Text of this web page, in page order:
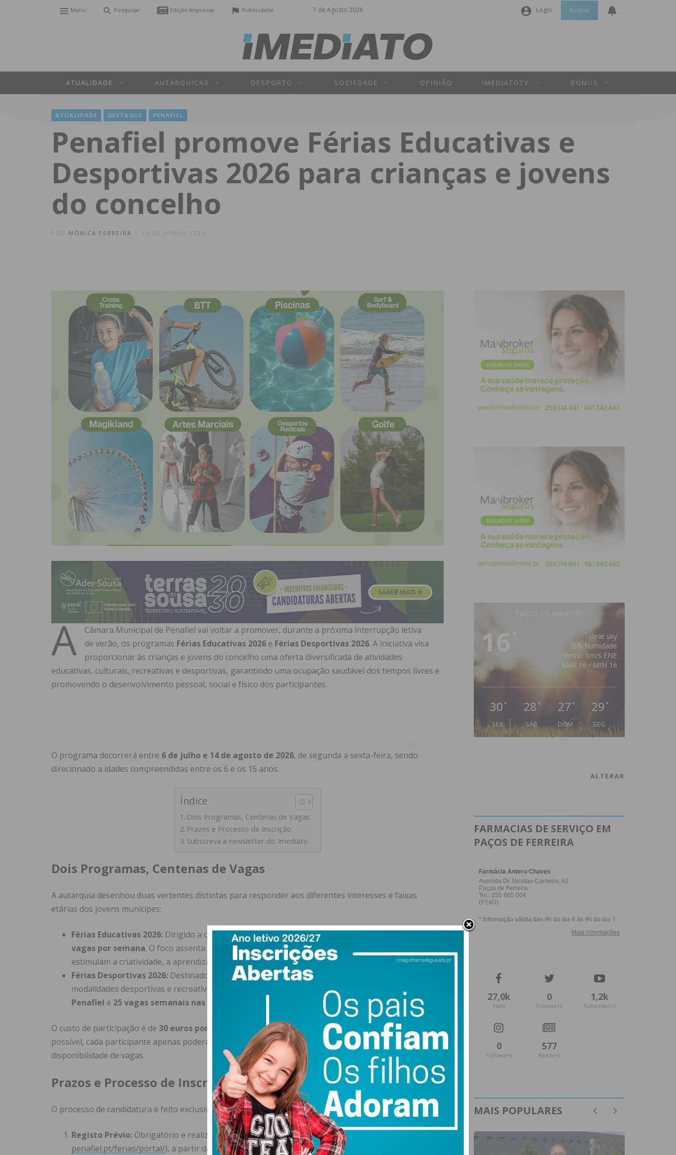
7 de Agosto 2026
Menu Pesquisar Edição Impressa Publicidade Login
Senha
INICIAR SESSÃO
Perdeu a sua senha?
Assinar
ATUALIDADE AUTÁRQUICAS DESPORTO SOCIEDADE OPINIÃO IMEDIATOTV BÓNUS
ATUALIDADE DESTAQUE PENAFIEL
Penafiel promove Férias Educativas e
Desportivas 2026 para crianças e jovens
do concelho
MÓNICA FERREIRA
A
Câmara Municipal de Penafiel vai voltar a promover, durante a próxima interrupção letiva
de verão, os programas Férias Educativas 2026 e Férias Desportivas 2026. A iniciativa visa
proporcionar às crianças e jovens do concelho uma oferta diversificada de atividades
educativas, culturais, recreativas e desportivas, garantindo uma ocupação saudável dos tempos livres e
promovendo o desenvolvimento pessoal, social e físico dos participantes.
O programa decorrerá entre 6 de julho e 14 de agosto de 2026, de segunda a sexta-feira, sendo
direcionado a idades compreendidas entre os 6 e os 15 anos.
Índice
Dois Programas, Centenas de Vagas
Prazos e Processo de Inscrição
Subscreva a newsletter do Imediato
Dois Programas, Centenas de Vagas
A autarquia desenhou duas vertentes distintas para responder aos diferentes interesses e faixas
etárias dos jovens munícipes:
Férias Educativas 2026: Dirigido a crianças dos 6 aos 12 anos, este programa disponibiliza
vagas por semana. O foco assenta em atividades lúdicas, pedagógicas e de descoberta que
estimulam a criatividade, a aprendizagem e a convivência.
Férias Desportivas 2026: Destinado a idades entre os 7 e os 15 anos
modalidades desportivas e recreativas. A nível de lotação, conta com100 vagas semanais em
Penafiel e 25 vagas semanais nas Termas de São Vicente
O custo de participação é de 30 euros por semana
. De forma a abranger o maior número de famílias
possível, cada participante apenas poderá frequentar uma semana por programa, mediante a
disponibilidade de vagas.
Prazos e Processo de Inscrição
O processo de candidatura é feito exclusivamente por via digital e divide-se em duas fases obrigatórias:
Registo Prévio: Obrigatório e realizado na plataforma online do Município (
penafiel.pt/ferias/portal/), a partir das10h00 do dia 15 de junhoaté5 de agosto
16
clear sky
78% humidade
vento: 1m/s ENE
MAX 16 • MIN 16
30 °
SEX
28 °
SÁB
27 °
DOM
29 °
SEG
ALTERAR
FARMACIAS DE SERVIÇO EM
PAÇOS DE FERREIRA
27,0k
Fans
0
Followers
1,2k
Subscribers
0
Followers
577
Readers
MAIS POPULARES